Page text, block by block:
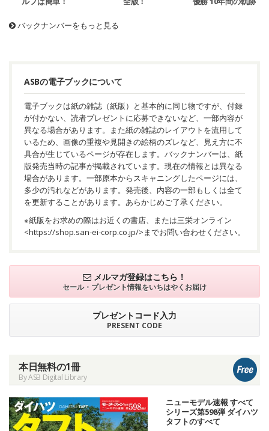
バックナンバーをもっと見る
ASBの電子ブックについて
電子ブックは紙の雑誌（紙版）と基本的に同じ物ですが、付録
が付かない、読者プレゼントに応募できないなど、一部内容が
異なる場合があります。また紙の雑誌のレイアウトを流用して
いるため、画像の重複や見開きの絵柄のズレなど、見え方に不
具合が生じているページが存在します。バックナンバーは、紙
版発売当時の記事が掲載されています。現在の情報とは異なる
場合があります。一部原本からスキャニングしたページには、
多少の汚れなどがあります。発売後、内容の一部もしくは全て
を更新することがあります。あらかじめご了承ください。
※紙版をお求めの際はお近くの書店、または三栄オンライン
<https://shop.san-ei-corp.co.jp/>までお問い合わせください。
メルマガ登録はこちら！
セール・プレゼント情報をいちはやくお届け
プレゼントコード入力
PRESENT CODE
本日無料の1冊
By ASB Digital Library
ニューモデル速報 すべて
シリーズ第598弾 ダイハツ
タフトのすべて